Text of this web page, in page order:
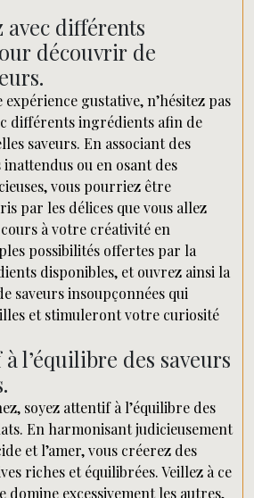
avec différents
découvrir de
gustative, n’hésitez pas
différents ingrédients afin de
saveurs. En associant des
ou en osant des
vous pourriez être
par les délices que vous allez
à votre créativité en
possibilités offertes par la
disponibles, et ouvrez ainsi la
saveurs insoupçonnées qui
et stimuleront votre curiosité
l’équilibre des saveurs
soyez attentif à l’équilibre des
En harmonisant judicieusement
et l’amer, vous créerez des
riches et équilibrées. Veillez à ce
domine excessivement les autres,